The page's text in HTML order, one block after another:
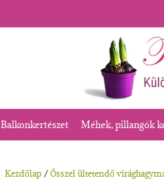
Balkonkertészet Méhek, pillangók
Kezdőlap /Ősszel ültetendő